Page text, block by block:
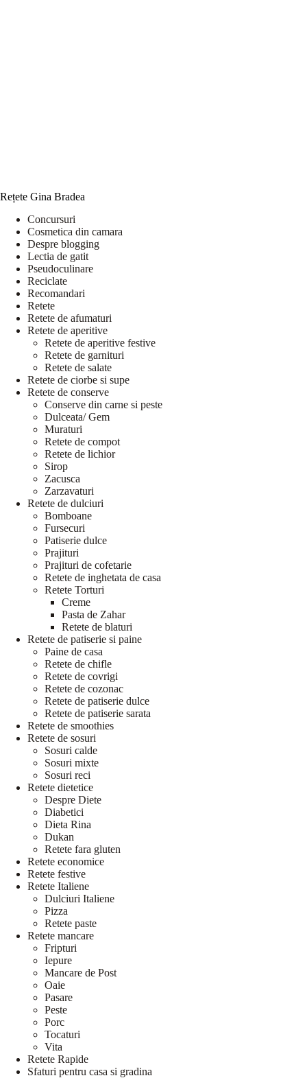
Rețete Gina Bradea
Concursuri
Cosmetica din camara
Despre blogging
Lectia de gatit
Pseudoculinare
Reciclate
Recomandari
Retete
Retete de afumaturi
Retete de aperitive
Retete de aperitive festive
Retete de garnituri
Retete de salate
Retete de ciorbe si supe
Retete de conserve
Conserve din carne si peste
Dulceata/ Gem
Muraturi
Retete de compot
Retete de lichior
Sirop
Zacusca
Zarzavaturi
Retete de dulciuri
Bomboane
Fursecuri
Patiserie dulce
Prajituri
Prajituri de cofetarie
Retete de inghetata de casa
Retete Torturi
Creme
Pasta de Zahar
Retete de blaturi
Retete de patiserie si paine
Paine de casa
Retete de chifle
Retete de covrigi
Retete de cozonac
Retete de patiserie dulce
Retete de patiserie sarata
Retete de smoothies
Retete de sosuri
Sosuri calde
Sosuri mixte
Sosuri reci
Retete dietetice
Despre Diete
Diabetici
Dieta Rina
Dukan
Retete fara gluten
Retete economice
Retete festive
Retete Italiene
Dulciuri Italiene
Pizza
Retete paste
Retete mancare
Fripturi
Iepure
Mancare de Post
Oaie
Pasare
Peste
Porc
Tocaturi
Vita
Retete Rapide
Sfaturi pentru casa si gradina